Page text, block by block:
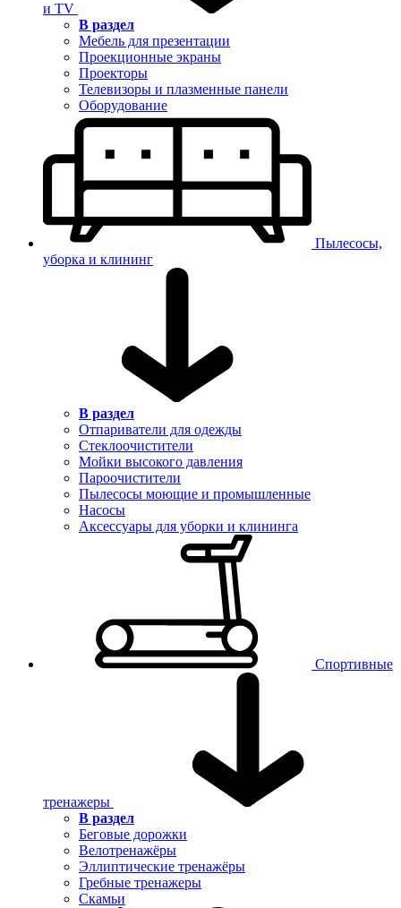
и TV
В раздел
Мебель для презентации
Проекционные экраны
Проекторы
Телевизоры и плазменные панели
Оборудование
Пылесосы,
уборка и клининг
В раздел
Отпариватели для одежды
Стеклоочистители
Мойки высокого давления
Пароочистители
Пылесосы моющие и промышленные
Насосы
Аксессуары для уборки и клининга
Спортивные
тренажеры
В раздел
Беговые дорожки
Велотренажёры
Эллиптические тренажёры
Гребные тренажеры
Скамьи